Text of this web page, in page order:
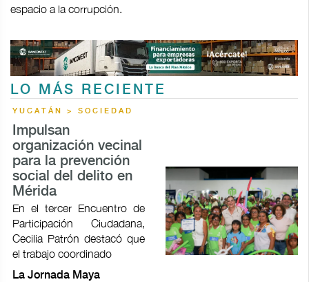
espacio a la corrupción.
LO MÁS RECIENTE
YUCATÁN > SOCIEDAD
Impulsan
organización vecinal
para la prevención
social del delito en
Mérida
En el tercer Encuentro de
Participación Ciudadana,
Cecilia Patrón destacó que
el trabajo coordinado
La Jornada Maya